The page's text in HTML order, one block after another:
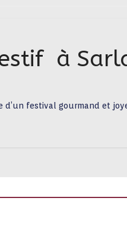
à
d’un festival gourmand et